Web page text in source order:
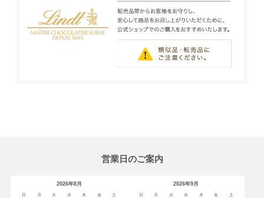
営業日のご案内
2026年8月
日 月 火 水 木 金 土
2026年9月
日 月 火 水 木 金 土